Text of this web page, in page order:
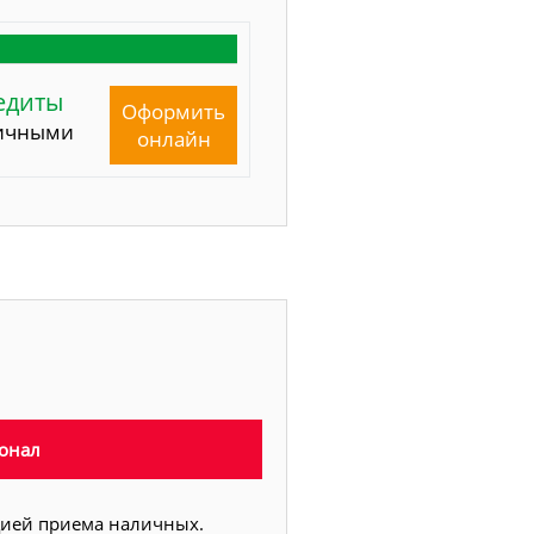
Оформить
онлайн
приема наличных.